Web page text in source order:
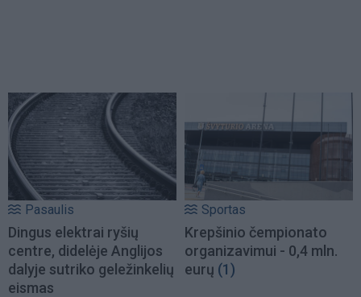
Pasaulis
Dingus elektrai ryšių
centre, didelėje Anglijos
dalyje sutriko geležinkelių
eismas
Sportas
Krepšinio čempionato
organizavimui - 0,4 mln.
eurų (1)